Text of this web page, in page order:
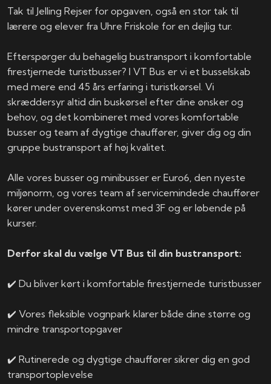
Tak til Jelling Rejser for opgaven, også en stor tak til
lærere og elever fra Uhre Friskole for en dejlig tur.
Efterspørger du behagelig bustransport i komfortable
firestjernede turistbusser? I VT Bus er vi et busselskab
med mere end 45 års erfaring i turistkørsel. Vi
skræddersyr altid din buskørsel efter dine ønsker og
behov, og det kombineret med vores komfortable
busser og team af dygtige chauffører, giver dig og din
gruppe bustransport af høj kvalitet.
Alle vores busser og minibusser er Euro6, den nyeste
miljønorm, og vores team af servicemindede chauffører
kører under overenskomst med 3F og er løbende på
kurser.
Derfor skal du vælge VT Bus til din bustransport:
✔️ Du bliver kørt i komfortable firestjernede turistbusser
✔️ Vores fleksible vognpark klarer både dine større og
mindre transportopgaver
✔️ Rutinerede og dygtige chauffører sikrer dig en god
transportoplevelse